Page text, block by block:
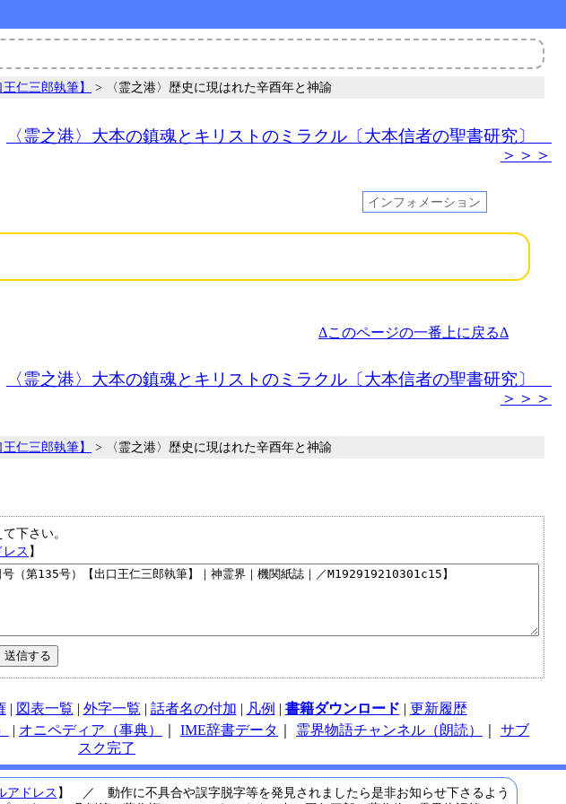
仁三郎執筆】 > 〈霊之港〉歴史に現はれた辛酉年と神諭
〈霊之港〉大本の鎮魂とキリストのミラクル〔大本信者の聖書研究〕
＞＞＞
インフォメーション
Δこのページの一番上に戻るΔ
〈霊之港〉大本の鎮魂とキリストのミラクル〔大本信者の聖書研究〕
＞＞＞
仁三郎執筆】 > 〈霊之港〉歴史に現はれた辛酉年と神諭
下さい。
レス 】
| 図表一覧 | 外字一覧 | 話者名の付加 | 凡例 | 書籍ダウンロード | 更新履歴
| オニペディア（事典） IME辞書データ 霊界物語チャンネル（朗読）
サブ
スク完了
アドレス 】 ／ 動作に不具合や誤字脱字等を発見されましたら是非お知らせ下さるよう